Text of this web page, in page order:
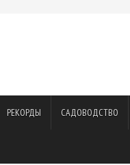
РЕКОРДЫ САДОВОДСТВО